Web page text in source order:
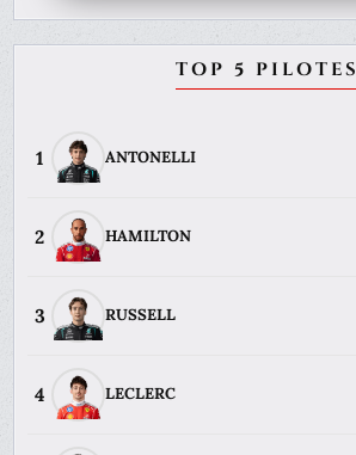
TOP 5 PILOTES
1 ANTONELLI
2 HAMILTON
3 RUSSELL
4 LECLERC